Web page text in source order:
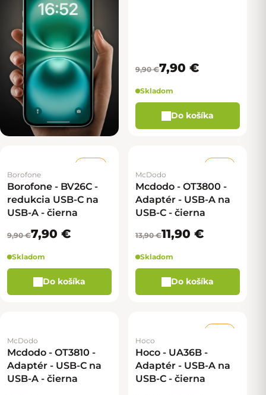
9,90 €7,90 €
Skladom
Do košíka
Borofone
Borofone - BV26C -
redukcia USB-C na
USB-A - čierna
9,90 €7,90 €
Skladom
Do košíka
McDodo
Mcdodo - OT3800 -
Adaptér - USB-A na
USB-C - čierna
13,90 €11,90 €
Skladom
Do košíka
McDodo
Mcdodo - OT3810 -
Adaptér - USB-C na
USB-A - čierna
Hoco
Hoco - UA36B -
Adaptér - USB-A na
USB-C - čierna